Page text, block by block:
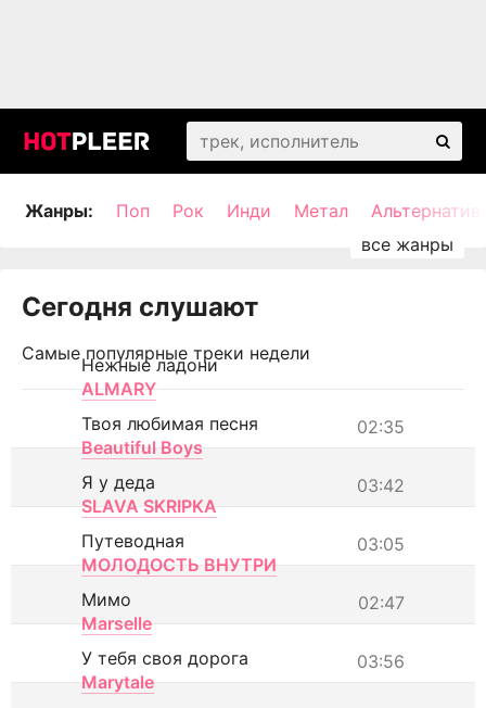
Жанры: Поп Рок Инди Метал
Сегодня слушают
Самые популярные треки недели
Нежные ладони
ALMARY
02:35
Твоя любимая песня
Beautiful Boys
03:42
Я у деда
SLAVA SKRIPKA
03:05
Путеводная
МОЛОДОСТЬ ВНУТРИ
02:47
Мимо
Marselle
03:56
У тебя своя дорога
Marytale